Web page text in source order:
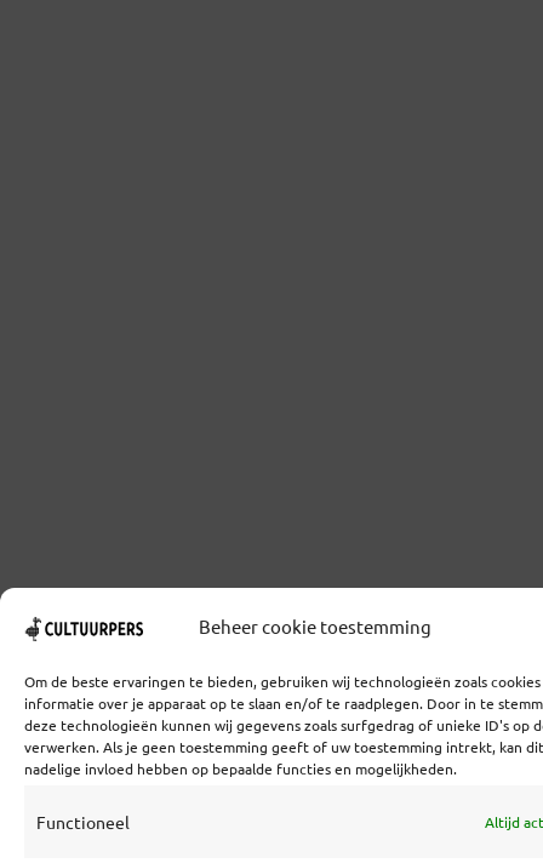
Beheer cookie toestemming
Om de beste ervaringen te bieden, gebruiken wij technologieën zoals
informatie over je apparaat op te slaan en/of te raadplegen. Door in te
deze technologieën kunnen wij gegevens zoals surfgedrag of unieke ID's op
verwerken. Als je geen toestemming geeft of uw toestemming intrekt, kan
nadelige invloed hebben op bepaalde functies en mogelijkheden.
Functioneel Altijd